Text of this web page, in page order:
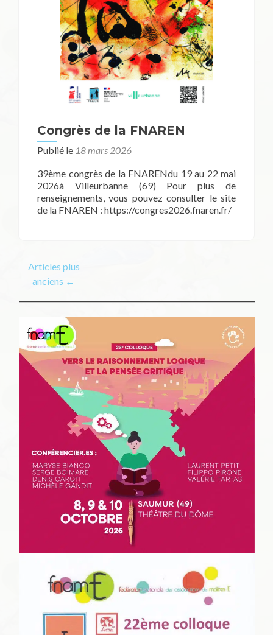
Congrès de la FNAREN
Publié le 18 mars 2026
39ème congrès de la FNARENdu 19 au 22 mai
2026à Villeurbanne (69) Pour plus de
renseignements, vous pouvez consulter le site
de la FNAREN : https://congres2026.fnaren.fr/
Articles plus
anciens ←